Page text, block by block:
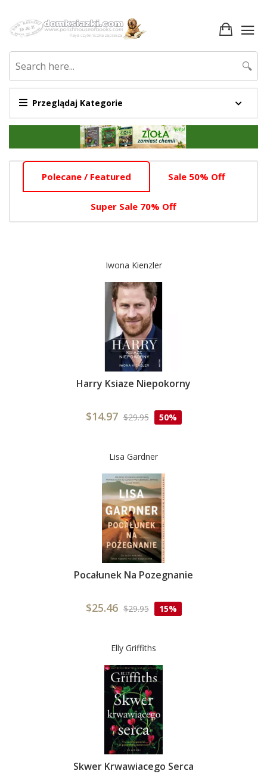
Przeglądaj Kategorie
🔍
Section
Home
Tab
Section
Polecane / Featured Sale 50% Off
Super Sale 70% Off
Iwona Kienzler
Harry Ksiaze Niepokorny
$14.97 $29.95 50%
Lisa Gardner
Pocałunek Na Pozegnanie
$25.46 $29.95 15%
Elly Griffiths
Skwer Krwawiacego Serca